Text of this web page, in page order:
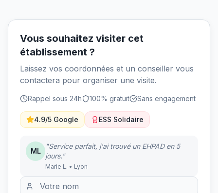
Vous souhaitez visiter cet
établissement ?
Laissez vos coordonnées et un conseiller vous
contactera pour organiser une visite.
Rappel sous 24h 100% gratuit Sans engagement
4.9/5 Google ESS Solidaire
ML
"Service parfait, j'ai trouvé un EHPAD en 5
jours."
Marie L. • Lyon